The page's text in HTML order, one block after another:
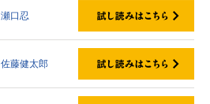
瀬口忍
佐藤健太郎